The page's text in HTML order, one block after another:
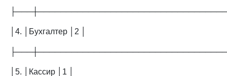
│4. │Бухгалтер │2 │
│5. │Кассир │1 │